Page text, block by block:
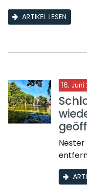
ARTIKEL LESEN
16.